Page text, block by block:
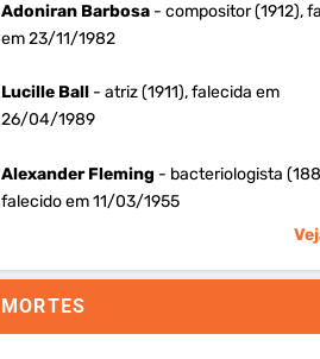
Adoniran Barbosa- compositor (1912),
em 23/11/1982
Lucille Ball- atriz (1911), falecida em
26/04/1989
Alexander Fleming - bacteriologista
falecido em 11/03/1955
MORTES